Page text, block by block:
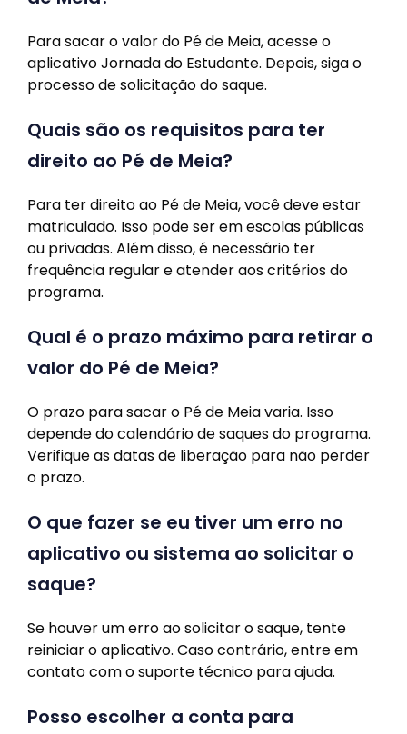
Para sacar o valor do Pé de Meia, acesse o
aplicativo Jornada do Estudante. Depois, siga o
processo de solicitação do saque.
Quais são os requisitos para ter
direito ao Pé de Meia?
Para ter direito ao Pé de Meia, você deve estar
matriculado. Isso pode ser em escolas públicas
ou privadas. Além disso, é necessário ter
frequência regular e atender aos critérios do
programa.
Qual é o prazo máximo para retirar o
valor do Pé de Meia?
O prazo para sacar o Pé de Meia varia. Isso
depende do calendário de saques do programa.
Verifique as datas de liberação para não perder
o prazo.
O que fazer se eu tiver um erro no
aplicativo ou sistema ao solicitar o
saque?
Se houver um erro ao solicitar o saque, tente
reiniciar o aplicativo. Caso contrário, entre em
contato com o suporte técnico para ajuda.
Posso escolher a conta para